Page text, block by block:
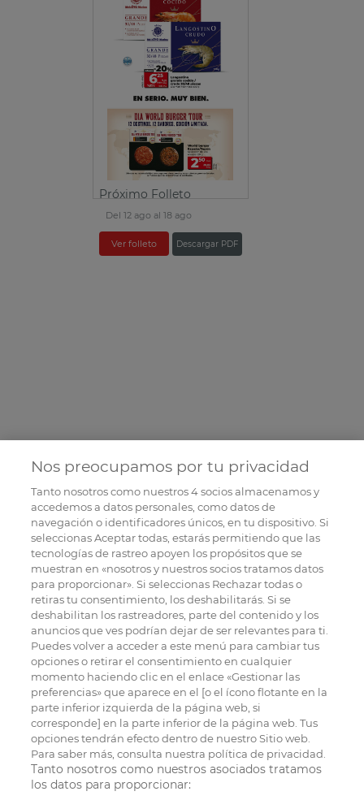
Próximo Folleto
Del 12 ago al 18 ago
Ver folleto Descargar PDF
Nos preocupamos por tu privacidad
Tanto nosotros como nuestros4socios almacenamos y
accedemos a datos personales, como datos de
navegación o identificadores únicos, en tu dispositivo. Si
seleccionas Aceptar todas, estarás permitiendo que las
tecnologías de rastreo apoyen los propósitos que se
muestran en «nosotros y nuestros socios tratamos datos
para proporcionar». Si seleccionas Rechazar todas o
retiras tu consentimiento, los deshabilitarás. Si se
deshabilitan los rastreadores, parte del contenido y los
anuncios que ves podrían dejar de ser relevantes para ti.
Puedes volver a acceder a este menú para cambiar tus
opciones o retirar el consentimiento en cualquier
momento haciendo clic en el enlace «Gestionar las
preferencias» que aparece en el [o el ícono flotante en la
parte inferior izquierda de la página web, si
corresponde] en la parte inferior de la página web. Tus
opciones tendrán efecto dentro de nuestro Sitio web.
Para saber más, consulta nuestra política de privacidad.
Tanto nosotros como nuestros asociados tratamos
los datos para proporcionar: